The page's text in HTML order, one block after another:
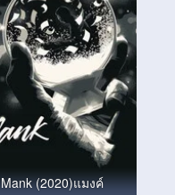
Mank (2020)แมงค์